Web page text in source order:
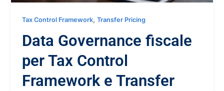
Tax Control Framework,Transfer Pricing
Data Governance fiscale
per Tax Control
Framework e Transfer